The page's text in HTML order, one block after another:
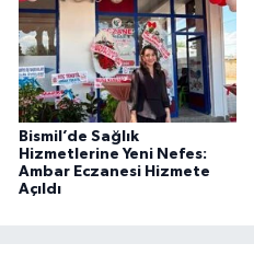
Bismil’de Sağlık
Hizmetlerine Yeni Nefes:
Ambar Eczanesi Hizmete
Açıldı